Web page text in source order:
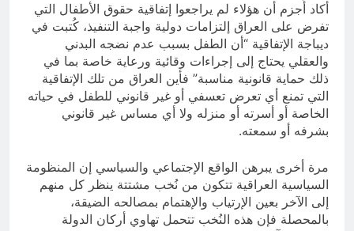
أكاد أُجزم أن هؤلاء لم يراجعوا إتفاقية حقوق الأطفال التي
تفرض على العراق إلتزامات دولية واجبة التنفيذ، كُتبت في
ديباجة الإتفاقية “أن الطفل بسبب عدم نضجه البدني
والعقلي يحتاج إلى إجراءات وقائية ورعاية خاصة بما في
ذلك حماية قانونية مناسبة” فأين العراق من تلك الإتفاقية
التي تمنع أي تعرض تعسفي أو غير قانوني للطفل في حياته
الخاصة أو أسرته أو منزله ولا أي مساس غير قانوني
بشرفه أو سمعته.
مرة أخرى يبرهن الواقع الإجتماعي والسياسي إن المنظومة
السياسية العراقية تتكون من نُخب مشتتة ينظر كل منهم
إلى الآخر بعين الإرتياب والإهتمام بمصالحه الضيقة،
بالمحصلة فإن هذه النُخب تتحمل تهاوي أركان الدولة